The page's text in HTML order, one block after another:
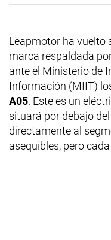
Leapmotor ha vuelto
marca respaldada
ante el Ministerio de
Información (MIIT)
A05. Este es un
situará por debajo
directamente al
asequibles, pero